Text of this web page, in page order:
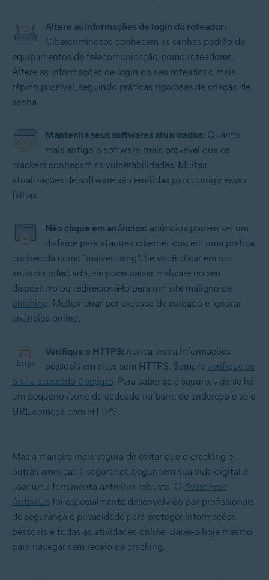
Altere as informações de login do roteador:
Cibercriminosos conhecem as senhas padrão de
equipamentos de telecomunicação, como roteadores.
Altere as informações de login do seu roteador o mais
rápido possível, seguindo práticas rigorosas de criação de
senha.
Mantenha seus softwares atualizados: Quanto
mais antigo o software, mais provável que os
crackers conheçam as vulnerabilidades. Muitas
atualizações de software são emitidas para corrigir essas
falhas.
Não clique em anúncios: anúncios podem ser um
disfarce para ataques cibernéticos, em uma prática
conhecida como “malvertising”. Se você clicar em um
anúncio infectado, ele pode baixar malware no seu
dispositivo ou redirecioná-lo para um site maligno de
phishing. Melhor errar por excesso de cuidado e ignorar
anúncios online.
Verifique o HTTPS: nunca insira informações
pessoais em sites sem HTTPS. Sempre verifique se
o site acessado é seguro. Para saber se é seguro, veja se há
um pequeno ícone de cadeado na barra de endereço e se o
URL começa com HTTPS.
Mas a maneira mais segura de evitar que o cracking e
outras ameaças à segurança baguncem sua vida digital é
usar uma ferramenta antivírus robusta. O Avast Free
Antivirus foi especialmente desenvolvido por profissionais
de segurança e privacidade para proteger informações
pessoais e todas as atividades online. Baixe-o hoje mesmo
para navegar sem receio de cracking.